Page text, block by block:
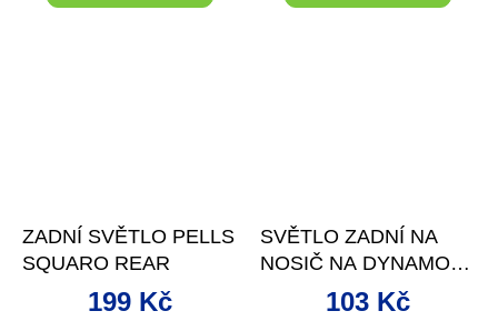
ZADNÍ SVĚTLO PELLS
SQUARO REAR
199 Kč
SVĚTLO ZADNÍ NA
NOSIČ NA DYNAMO
6V/0,6W103 Kč